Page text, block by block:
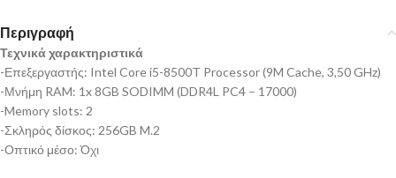
Περιγραφή
Τεχνικά χαρακτηριστικά
-Επεξεργαστής: Intel Core i5-8500T Processor (9M Cache, 3,50 GHz)
-Μνήμη RAM: 1x 8GB SODIMM (DDR4L PC4 – 17000)
-Memory slots: 2
-Σκληρός δίσκος: 256GB M.2
-Οπτικό μέσο: Όχι